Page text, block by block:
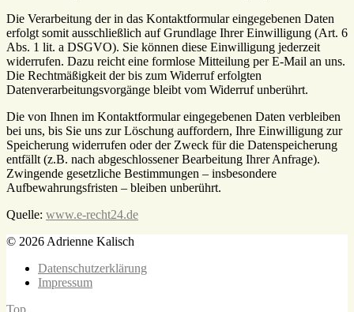
Die Verarbeitung der in das Kontaktformular eingegebenen Daten
erfolgt somit ausschließlich auf Grundlage Ihrer Einwilligung (Art. 6
Abs. 1 lit. a DSGVO). Sie können diese Einwilligung jederzeit
widerrufen. Dazu reicht eine formlose Mitteilung per E-Mail an uns.
Die Rechtmäßigkeit der bis zum Widerruf erfolgten
Datenverarbeitungsvorgänge bleibt vom Widerruf unberührt.
Die von Ihnen im Kontaktformular eingegebenen Daten verbleiben
bei uns, bis Sie uns zur Löschung auffordern, Ihre Einwilligung zur
Speicherung widerrufen oder der Zweck für die Datenspeicherung
entfällt (z.B. nach abgeschlossener Bearbeitung Ihrer Anfrage).
Zwingende gesetzliche Bestimmungen – insbesondere
Aufbewahrungsfristen – bleiben unberührt.
Quelle: www.e-recht24.de
© 2026 Adrienne Kalisch
Datenschutzerklärung
Impressum